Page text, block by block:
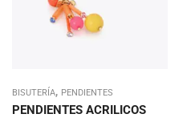
BISUTERÍA, PENDIENTES
PENDIENTES ACRILICOS